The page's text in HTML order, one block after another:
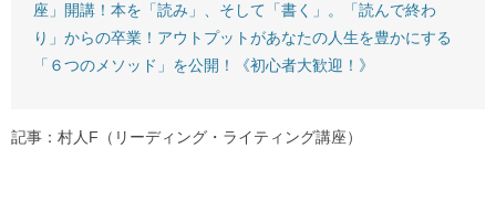
座」開講！本を「読み」、そして「書く」。「読んで終わ
り」からの卒業！アウトプットがあなたの人生を豊かにする
「６つのメソッド」を公開！《初心者大歓迎！》
記事：村人F（リーディング・ライティング講座）